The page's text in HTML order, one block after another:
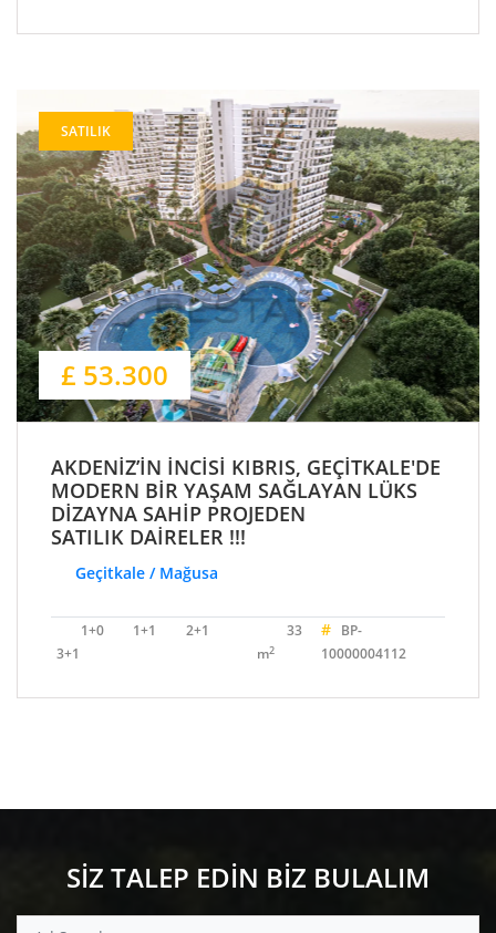
SATILIK
£ 53.300
AKDENİZ’İN İNCİSİ KIBRIS, GEÇİTKALE'DE
MODERN BİR YAŞAM SAĞLAYAN LÜKS
DİZAYNA SAHİP PROJEDEN
SATILIK DAİRELER !!!
Geçitkale / Mağusa
1+0 1+1
2+1
3+1
33
m2
# BP-
10000004112
SİZ TALEP EDİN BİZ BULALIM